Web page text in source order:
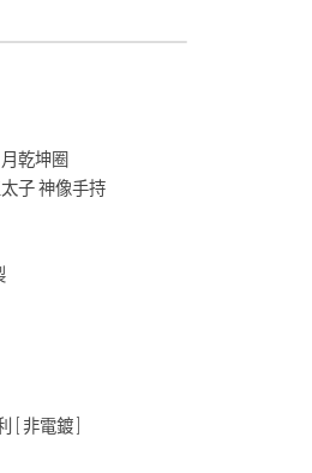
乾坤圈
子 神像手持
[ 非電鍍 ]